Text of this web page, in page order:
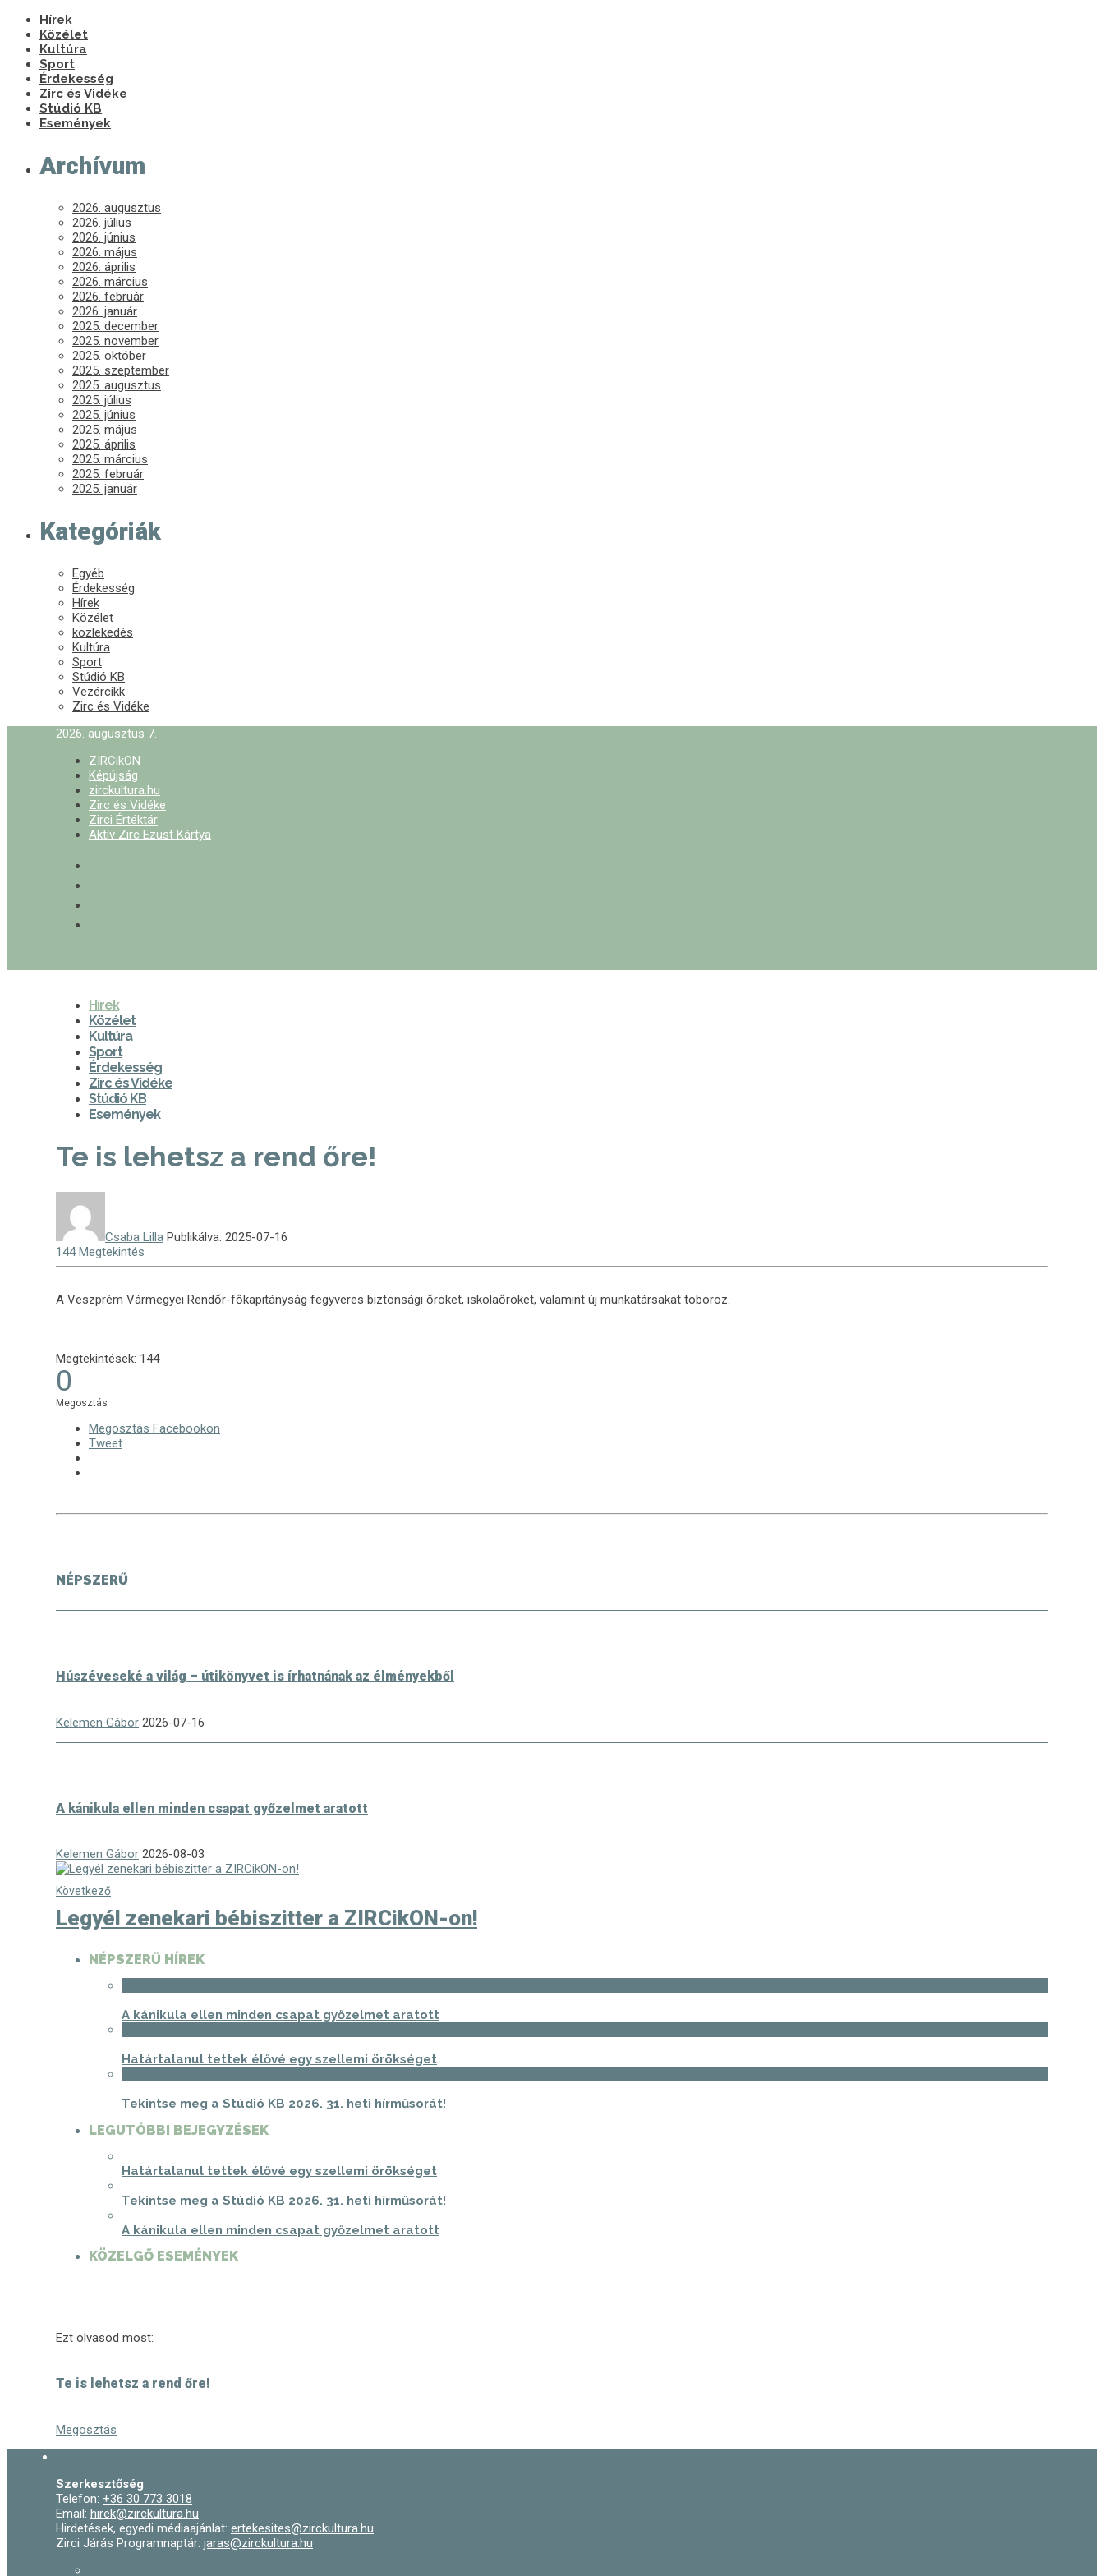
Hírek
Közélet
Kultúra
Sport
Érdekesség
Zirc és Vidéke
Stúdió KB
Események
Archívum
2026. augusztus
2026. július
2026. június
2026. május
2026. április
2026. március
2026. február
2026. január
2025. december
2025. november
2025. október
2025. szeptember
2025. augusztus
2025. július
2025. június
2025. május
2025. április
2025. március
2025. február
2025. január
Kategóriák
Egyéb
Érdekesség
Hírek
Közélet
közlekedés
Kultúra
Sport
Stúdió KB
Vezércikk
Zirc és Vidéke
2026. augusztus 7.
ZIRCikON
Képújság
zirckultura.hu
Zirc és Vidéke
Zirci Értéktár
Aktív Zirc Ezüst Kártya
Hírek
Közélet
Kultúra
Sport
Érdekesség
Zirc és Vidéke
Stúdió KB
Események
Te is lehetsz a rend őre!
Csaba Lilla Publikálva: 2025-07-16
144 Megtekintés
A Veszprém Vármegyei Rendőr-főkapitányság fegyveres biztonsági őröket, iskolaőröket, valamint új munkatársakat toboroz.
Megtekintések: 144
0
Megosztás
Megosztás Facebookon
Tweet
NÉPSZERŰ
Húszéveseké a világ – útikönyvet is írhatnának az élményekből
Kelemen Gábor 2026-07-16
A kánikula ellen minden csapat győzelmet aratott
Kelemen Gábor 2026-08-03
Következő
Legyél zenekari bébiszitter a ZIRCikON-on!
NÉPSZERŰ HÍREK
A kánikula ellen minden csapat győzelmet aratott
Határtalanul tettek élővé egy szellemi örökséget
Tekintse meg a Stúdió KB 2026. 31. heti hírműsorát!
LEGUTÓBBI BEJEGYZÉSEK
Határtalanul tettek élővé egy szellemi örökséget
Tekintse meg a Stúdió KB 2026. 31. heti hírműsorát!
A kánikula ellen minden csapat győzelmet aratott
KÖZELGŐ ESEMÉNYEK
Ezt olvasod most:
Te is lehetsz a rend őre!
Megosztás
Szerkesztőség
Telefon: +36 30 773 3018
Email: hirek@zirckultura.hu
Hirdetések, egyedi médiaajánlat: ertekesites@zirckultura.hu
Zirci Járás Programnaptár: jaras@zirckultura.hu